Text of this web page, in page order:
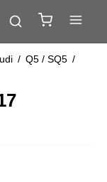
/ Q5 / SQ5 /